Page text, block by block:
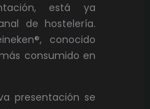
está ya
de hostelería.
conocido
consumido en
presentación se